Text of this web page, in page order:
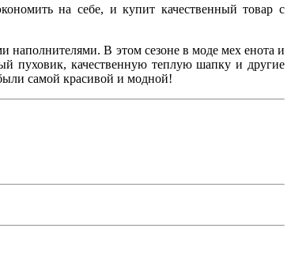
на себе, и купит качественный товар с
В этом сезоне в моде мех енота и
пуховик, качественную теплую шапку и другие
самой красивой и модной!